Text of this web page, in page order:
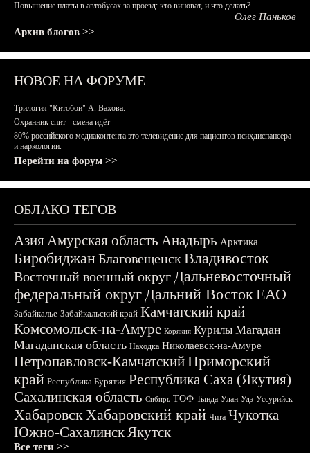
Повышение платы в автобусах за проезд: кто виноват, и что делать?
Олег Паньков
Архив блогов >>
НОВОЕ НА ФОРУМЕ
Трилогия "Китобои" А. Вахова.
Охранник спит - смена идёт
80% российского медиаконтента это телевидение для пациентов психдиспансера
и наркологии.
Перейти на форум >>
ОБЛАКО ТЕГОВ
АзияАмурская область Анадырь Арктика
БиробиджанБлаговещенскВладивосток
Восточный военный округДальневосточный
федеральный округДальний ВостокЕАО
Забайкалье Забайкальский край Камчатский край
Комсомольск-на-Амуре Корякия Курилы Магадан
Магаданская область Находка Николаевск-на-Амуре
Петропавловск-КамчатскийПриморский
край Республика Бурятия Республика Саха (Якутия)
Сахалинская область Сибирь ТОФ Тында Улан-Удэ Уссурийск
ХабаровскХабаровский край Чита Чукотка
Южно-СахалинскЯкутск
Все теги >>